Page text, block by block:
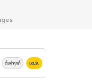
ตั้งค่าคุกกี้ ยอมรับ